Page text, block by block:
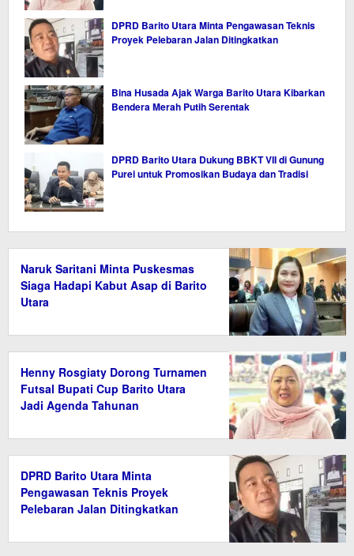
DPRD Barito Utara Minta Pengawasan Teknis
Proyek Pelebaran Jalan Ditingkatkan
Bina Husada Ajak Warga Barito Utara Kibarkan
Bendera Merah Putih Serentak
DPRD Barito Utara Dukung BBKT VII di Gunung
Purei untuk Promosikan Budaya dan Tradisi
Naruk Saritani Minta Puskesmas
Siaga Hadapi Kabut Asap di Barito
Utara
Henny Rosgiaty Dorong Turnamen
Futsal Bupati Cup Barito Utara
Jadi Agenda Tahunan
DPRD Barito Utara Minta
Pengawasan Teknis Proyek
Pelebaran Jalan Ditingkatkan